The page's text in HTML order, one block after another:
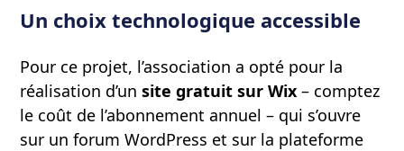
Un choix technologique accessible
Pour ce projet, l’association a opté pour la
réalisation d’un site gratuit sur Wix – comptez
le coût de l’abonnement annuel – qui s’ouvre
sur un forum WordPress et sur la plateforme